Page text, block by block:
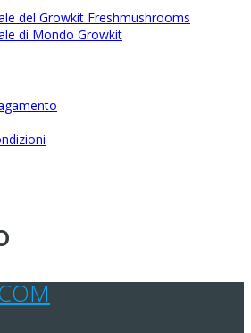
del Growkit Freshmushrooms
di Mondo Growkit